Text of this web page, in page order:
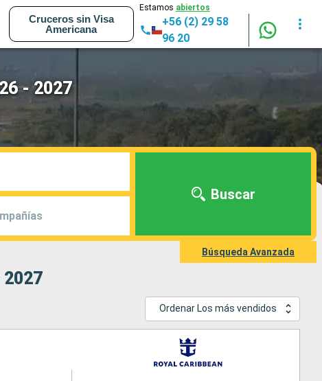
Cruceros sin Visa
Americana
Estamos abiertos
+56 (2) 29 58
96 20
- 2027
Buscar
Búsqueda Avanzada
Ordenar Los más vendidos